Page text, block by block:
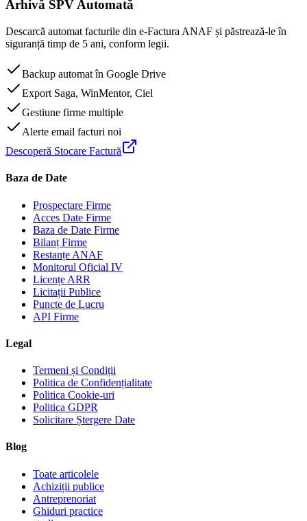
Arhivă SPV Automată
Descarcă automat facturile din e-Factura ANAF și păstrează-le în
siguranță timp de 5 ani, conform legii.
Backup automat în Google Drive
Export Saga, WinMentor, Ciel
Gestiune firme multiple
Alerte email facturi noi
Descoperă Stocare Factură
Baza de Date
Prospectare Firme
Acces Date Firme
Baza de Date Firme
Bilanț Firme
Restanțe ANAF
Monitorul Oficial IV
Licențe ARR
Licitații Publice
Puncte de Lucru
API Firme
Legal
Termeni și Condiții
Politica de Confidențialitate
Politica Cookie-uri
Politica GDPR
Solicitare Ștergere Date
Blog
Toate articolele
Achiziții publice
Antreprenoriat
Ghiduri practice